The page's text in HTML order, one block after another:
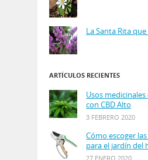
La Santa Rita
ARTÍCULOS RECIENTES
Usos
con CBD Alto
3 FEBRERO 2020
Cómo escoger
para el jardín del
27 ENERO 2020